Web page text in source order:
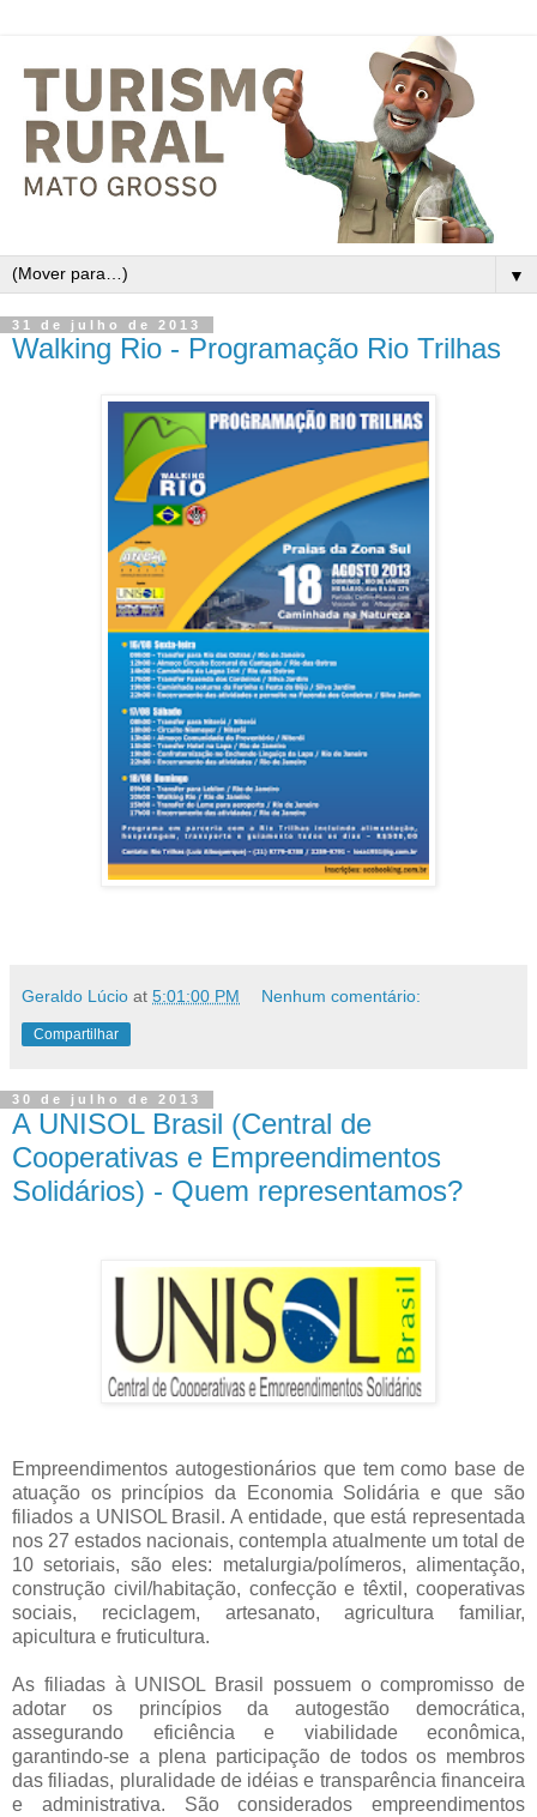
▼
31 de julho de 2013
Walking Rio - Programação Rio Trilhas
Geraldo Lúcio at 5:01:00 PM Nenhum comentário:
Compartilhar
30 de julho de 2013
A UNISOL Brasil (Central de
Cooperativas e Empreendimentos
Solidários) - Quem representamos?
Empreendimentos autogestionários que tem como base de
atuação os princípios da Economia Solidária e que são
filiados a UNISOL Brasil. A entidade, que está representada
nos 27 estados nacionais, contempla atualmente um total de
10 setoriais, são eles: metalurgia/polímeros, alimentação,
construção civil/habitação, confecção e têxtil, cooperativas
sociais, reciclagem, artesanato, agricultura familiar,
apicultura e fruticultura.
As filiadas à UNISOL Brasil possuem o compromisso de
adotar os princípios da autogestão democrática,
assegurando eficiência e viabilidade econômica,
garantindo-se a plena participação de todos os membros
das filiadas, pluralidade de idéias e transparência financeira
e administrativa. São considerados empreendimentos